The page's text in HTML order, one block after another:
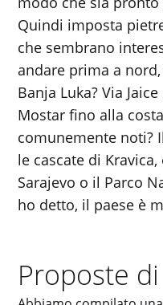
Quindi imposta
che sembrano
andare prima a
Banja Luka? Via
Mostar fino alla
comunemente noti?
le cascate di
Sarajevo o il Parco
ho detto, il paese è
Proposte